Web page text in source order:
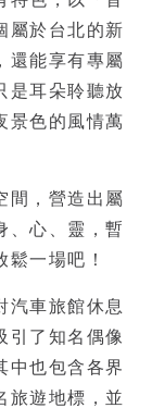
屬於台北的新
還能享有專屬
是耳朵聆聽放
景色的風情萬
間，營造出屬
、心、靈，暫
一場吧！
汽車旅館休息
引了知名偶像
中也包含各界
旅遊地標，並